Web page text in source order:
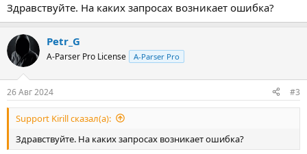
Здравствуйте. На каких запросах возникает ошибка?
Petr_G
A-Parser Pro License A-Parser Pro
26 Авг 2024 #3
Support Kirill сказал(а):
Здравствуйте. На каких запросах возникает ошибка?